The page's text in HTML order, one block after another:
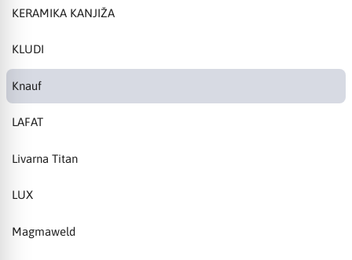
KERAMIKA KANJIŽA
KLUDI
Knauf
LAFAT
Livarna Titan
LUX
Magmaweld